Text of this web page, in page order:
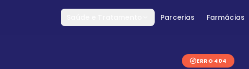
Parcerias Farmácias
ERRO 404